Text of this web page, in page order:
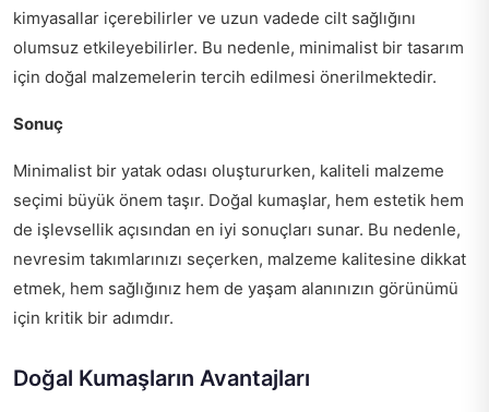
kimyasallar içerebilirler ve uzun vadede cilt sağlığını
olumsuz etkileyebilirler. Bu nedenle, minimalist bir tasarım
için doğal malzemelerin tercih edilmesi önerilmektedir.
Sonuç
Minimalist bir yatak odası oluştururken, kaliteli malzeme
seçimi büyük önem taşır. Doğal kumaşlar, hem estetik hem
de işlevsellik açısından en iyi sonuçları sunar. Bu nedenle,
nevresim takımlarınızı seçerken, malzeme kalitesine dikkat
etmek, hem sağlığınız hem de yaşam alanınızın görünümü
için kritik bir adımdır.
Doğal Kumaşların Avantajları